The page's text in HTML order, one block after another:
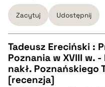
Zacytuj Udostępnij
CZYSTY TEKST
Tadeusz Ereciński :
Poznania w XVIII w.
nakł. Poznańskiego
[recenzja]